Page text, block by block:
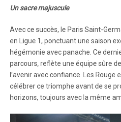
Un sacre majuscule
Avec ce succès, le Paris Saint-
en Ligue 1, ponctuant une saison
hégémonie avec panache. Ce
parcours, reflète une équipe sûre
l’avenir avec confiance. Les
célébrer ce triomphe avant de se
horizons, toujours avec la même